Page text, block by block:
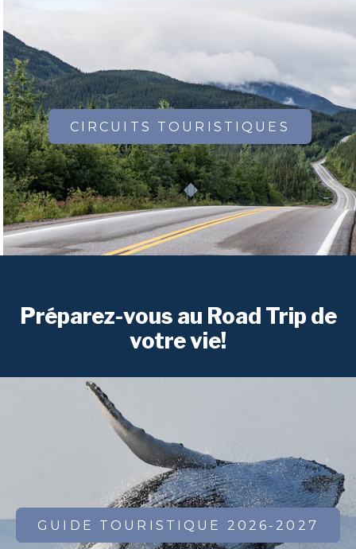
CIRCUITS TOURISTIQUES
Préparez-vous au Road Trip de
votre vie!
GUIDE TOURISTIQUE 2026-2027